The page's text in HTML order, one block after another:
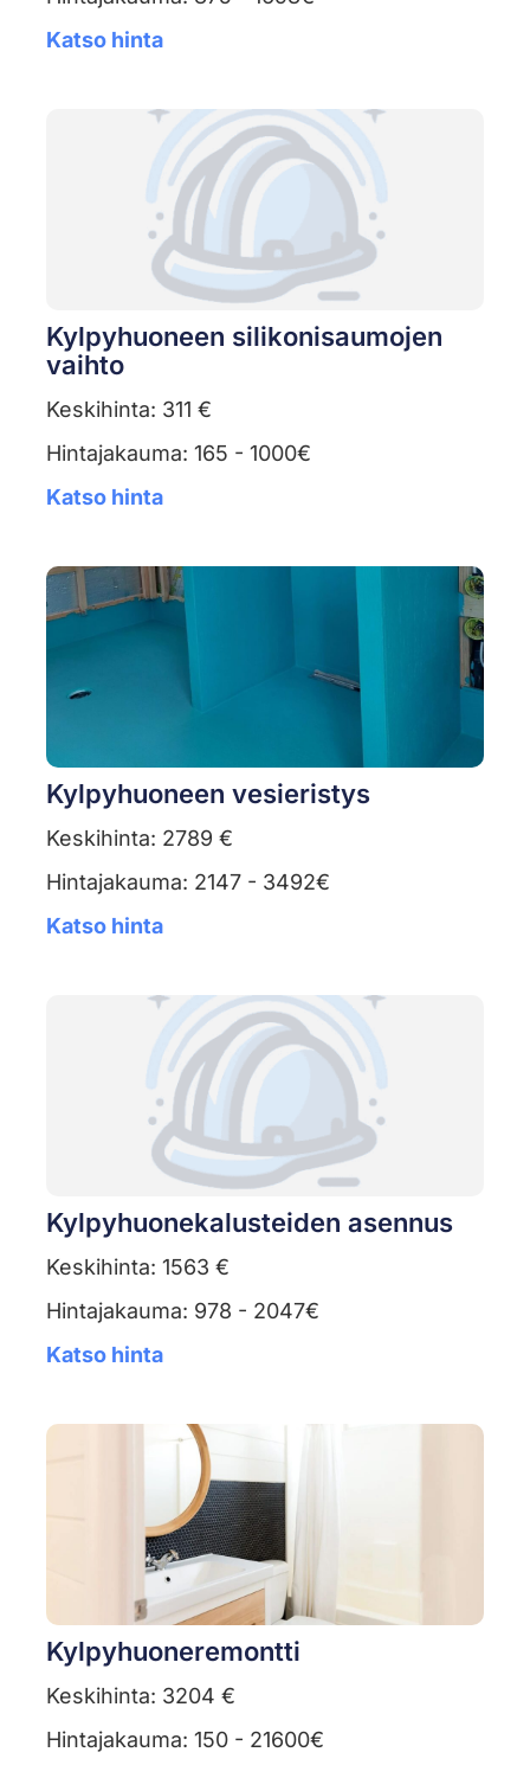
Katso hinta
Kylpyhuoneen silikonisaumojen
vaihto
Keskihinta: 311 €
Hintajakauma: 165 - 1000€
Katso hinta
Kylpyhuoneen vesieristys
Keskihinta: 2789 €
Hintajakauma: 2147 - 3492€
Katso hinta
Kylpyhuonekalusteiden asennus
Keskihinta: 1563 €
Hintajakauma: 978 - 2047€
Katso hinta
Kylpyhuoneremontti
Keskihinta: 3204 €
Hintajakauma: 150 - 21600€